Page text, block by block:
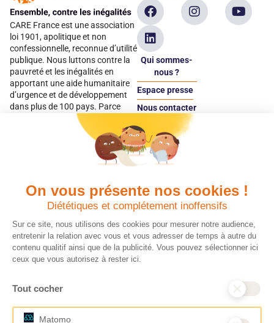
On vous présente nos cookies !
Diététiques et complétement inoffensifs
Sur ce site, nous utilisons des cookies pour mesurer notre audience,
entretenir la relation avec vous et vous adresser de temps à autre du
contenu qualitif ainsi que de la publicité. Vous pouvez sélectionner ici
ceux que vous autorisez à rester ici.
Tout cocher
Matomo
CARE France est une association
loi 1901, apolitique et non
confessionnelle, reconnue d’utilité
publique. Nous luttons contre la
pauvreté et les inégalités en
apportant une aide humanitaire
d’urgence et de développement
dans plus de 100 pays. Parce
qu’elles sont les premières
victimes des inégalités, CARE met
les femmes et les filles au cœur
Qui sommes-
nous ?
Espace presse
Nous contacter
Espace
donateur
Quels avantages fiscaux ?
Chaque don effectué à une
association reconnue d’utilité
publique comme CARE, est
déductible jusqu’à 75 % de l’impôt
sur le revenu. Modalités de
déduction, déclaration des dons
ce qu’il faut savoir sur la
France pour exprimer votre
Donner en confiance
Vos dons sont
déductibles à 75 % de
vos impôts. Depuis
plus de 15 ans, CARE
France est une